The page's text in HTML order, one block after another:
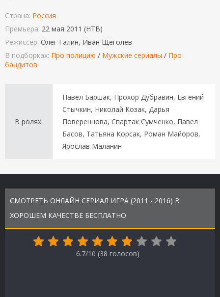
Страна: Россия
Премьера: 22 мая 2011 (НТВ)
Режиссёр: Олег Галин, Иван Щёголев
В подборках: Про полицию / Мужские сериалы / Про
бандитов
В ролях:
Павел Баршак, Прохор Дубравин, Евгений
Стычкин, Николай Козак, Дарья
Повереннова, Спартак Сумченко, Павел
Басов, Татьяна Корсак, Роман Майоров,
Ярослав Маланин
СМОТРЕТЬ ОНЛАЙН СЕРИАЛ ИГРА (2011 - 2016) В
ХОРОШЕМ КАЧЕСТВЕ БЕСПЛАТНО
6.7/10 (38 голосов)